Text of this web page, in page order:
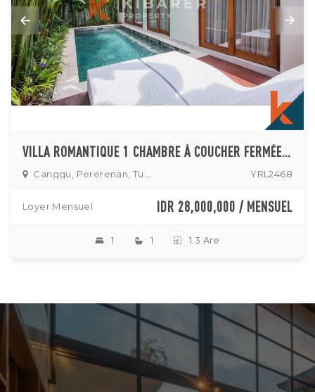
VILLA ROMANTIQUE 1 CHAMBRE À COUCHER FERMÉE À TUMBAK BAYUH
YRL2468
Loyer Mensuel IDR 28,000,000 / MENSUEL
1 1 1.3 Are